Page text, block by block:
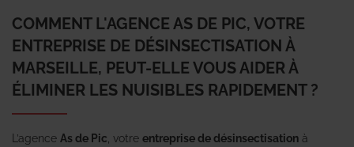
COMMENT L'AGENCE AS DE PIC, VOTRE
ENTREPRISE DE DÉSINSECTISATION À
MARSEILLE, PEUT-ELLE VOUS AIDER À
ÉLIMINER LES NUISIBLES RAPIDEMENT ?
L’agence As de Pic , votre entreprise de désinsectisation à